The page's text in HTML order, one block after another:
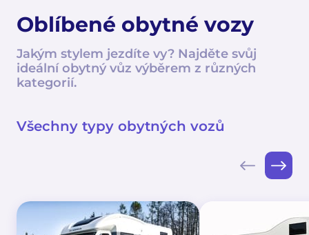
Oblíbené obytné vozy
Jakým stylem jezdíte vy? Najděte svůj
ideální obytný vůz výběrem z různých
kategorií.
Všechny typy obytných vozů